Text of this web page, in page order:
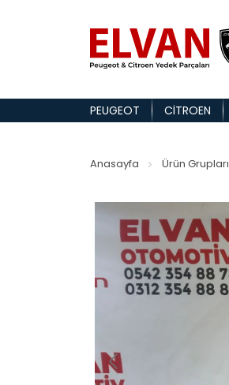
PEUGEOT CITROEN
Anasayfa Ürün Grupları